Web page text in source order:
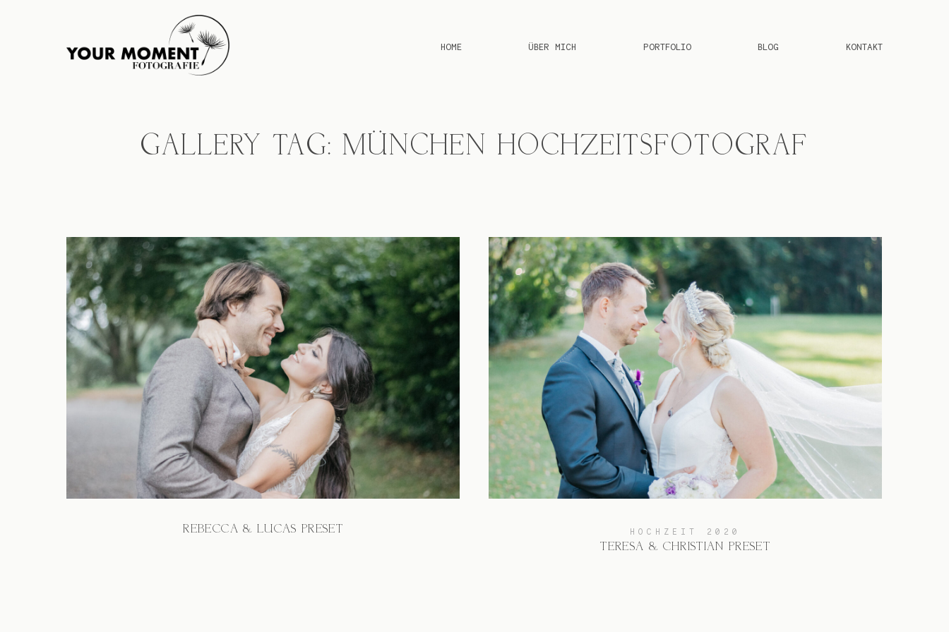
HOME ÜBER MICH PORTFOLIO BLOG KONTAKT
GALLERY TAG: MÜNCHEN HOCHZEITSFOTOGRAF
REBECCA & LUCAS PRESET HOCHZEIT 2020
TERESA & CHRISTIAN PRESET